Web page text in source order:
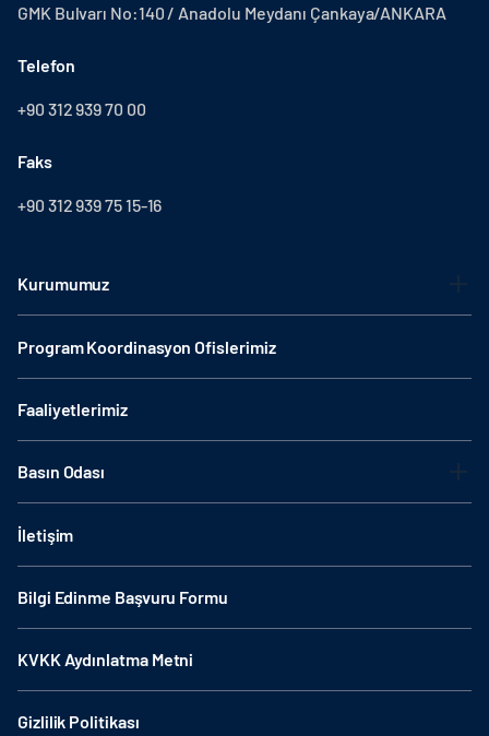
GMK Bulvarı No:140 / Anadolu Meydanı Çankaya/ANKARA
Telefon
+90 312 939 70 00
Faks
+90 312 939 75 15-16
Kurumumuz
Program Koordinasyon Ofislerimiz
Faaliyetlerimiz
Basın Odası
İletişim
Bilgi Edinme Başvuru Formu
KVKK Aydınlatma Metni
Gizlilik Politikası